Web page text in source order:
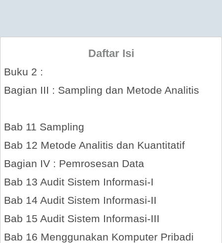
Daftar Isi
Buku 2 :
Bagian III : Sampling dan Metode Analitis
Bab 11 Sampling
Bab 12 Metode Analitis dan Kuantitatif
Bagian IV : Pemrosesan Data
Bab 13 Audit Sistem Informasi-I
Bab 14 Audit Sistem Informasi-II
Bab 15 Audit Sistem Informasi-III
Bab 16 Menggunakan Komputer Pribadi